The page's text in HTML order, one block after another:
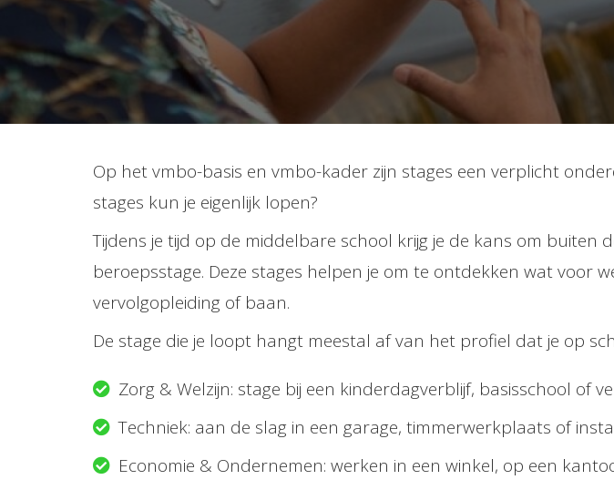
Op het vmbo-basis en vmbo-kader zijn stages een verplicht
stages kun je eigenlijk lopen?
Tijdens je tijd op de middelbare school krijg je de kans om
beroepsstage. Deze stages helpen je om te ontdekken wat voor
vervolgopleiding of baan.
De stage die je loopt hangt meestal af van het profiel dat je op
Zorg & Welzijn: stage bij een kinderdagverblijf, basisschool of
Techniek: aan de slag in een garage, timmerwerkplaats of
Economie & Ondernemen: werken in een winkel, op een